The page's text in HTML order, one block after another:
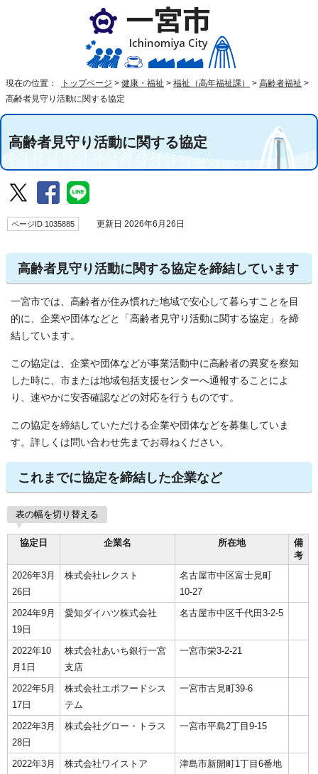
現在の位置： トップページ > 健康・福祉 > 福祉（高年福祉課） > 高齢者福祉 >
高齢者見守り活動に関する協定
高齢者見守り活動に関する協定
ページID 1035885 更新日 2026年6月26日
高齢者見守り活動に関する協定を締結しています
一宮市では、高齢者が住み慣れた地域で安心して暮らすことを目
的に、企業や団体などと「高齢者見守り活動に関する協定」を締
結しています。
この協定は、企業や団体などが事業活動中に高齢者の異変を察知
した時に、市または地域包括支援センターへ通報することによ
り、速やかに安否確認などの対応を行うものです。
この協定を締結していただける企業や団体などを募集していま
す。詳しくは問い合わせ先までお尋ねください。
これまでに協定を締結した企業など
表の幅を切り替える
協定日 企業名 所在地
備
考
2026年3月
26日
株式会社レクスト
名古屋市中区富士見町
10-27
2024年9月
19日
愛知ダイハツ株式会社 名古屋市中区千代田3-2-5
2022年10
月1日
株式会社あいち銀行一宮
支店
一宮市栄3-2-21
2022年5月
17日
株式会社エポフードシス
テム
一宮市古見町39-6
2022年3月
28日
株式会社グロー・トラス 一宮市平島2丁目9-15
2022年3月
株式会社ワイストア 津島市新開町1丁目6番地